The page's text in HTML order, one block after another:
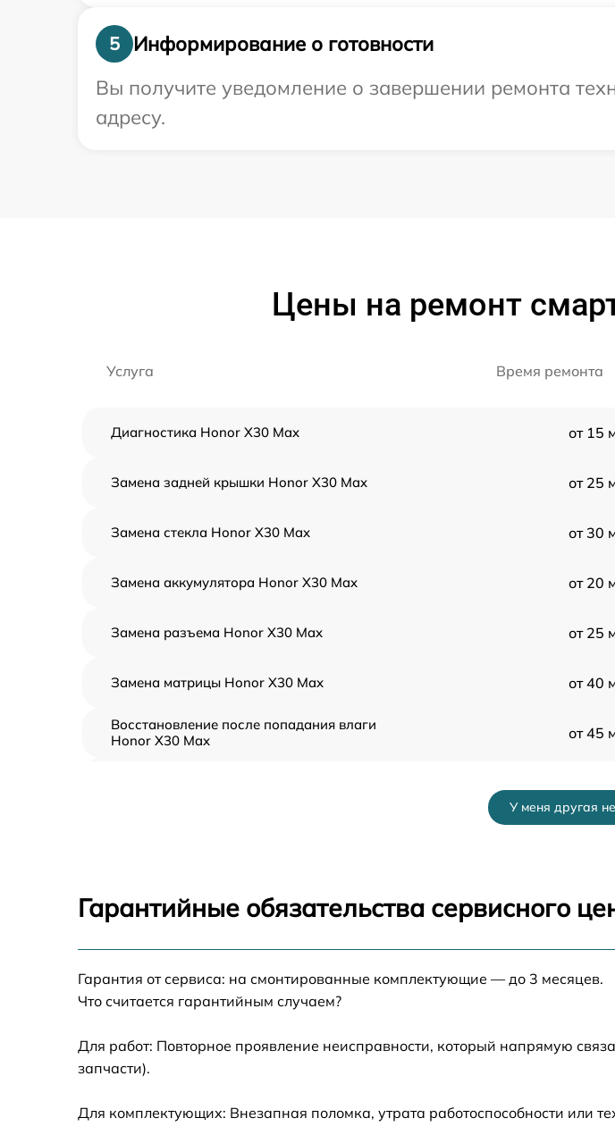
5
Информирование о готовности
Вы получите уведомление о завершении ремонта
адресу.
Цены на ремонт
Услуга Время ремонта
Диагностика Honor X30 Max от 15
Замена задней крышки Honor X30 Max от 25
Замена стекла Honor X30 Max от 30
Замена аккумулятора Honor X30 Max от 20
Замена разъема Honor X30 Max от 25
Замена матрицы Honor X30 Max от 40
Восстановление после попадания влаги
Honor X30 Max
от 45
Замена стекла камеры Honor X30 Max от 30
У меня другая
Гарантийные обязательства сервисного
Гарантия от сервиса: на смонтированные комплектующие — до 3 месяцев.
Что считается гарантийным случаем?
Для работ: Повторное проявление неисправности, который напрямую
запчасти).
Для комплектующих: Внезапная поломка, утрата работоспособности или